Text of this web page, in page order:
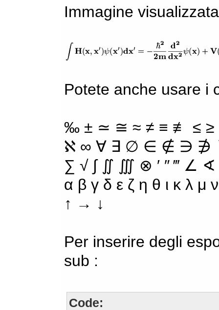
Immagine
Potete anche usare i
‰ ± ≃ ≅ ≈ ≠ ≡ ≢ ≤
ℵ ∞ ∀ ∃ ∅ ∈ ∉ ∋ ∌
∑ √ ∫ ∬ ∭ ⊗ ′ ″ ‴ ∠
α β γ δ ε ζ η θ ι κ λ
↑ → ↓
Per inserire degli
sub :
Code: